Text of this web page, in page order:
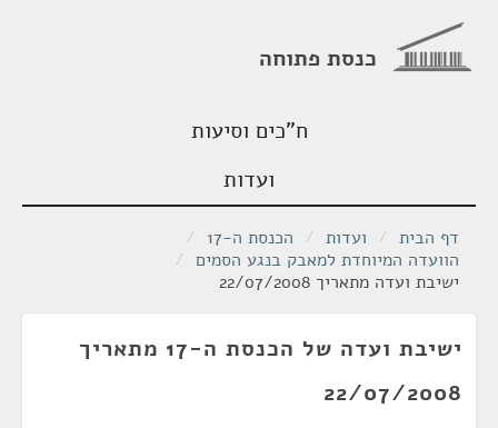
כנסת פתוחה
ח"כים וסיעות
ועדות
דף הבית / ועדות / הכנסת ה-17
/
הוועדה המיוחדת למאבק בנגע הסמים /
ישיבת ועדה מתאריך 22/07/2008
ישיבת ועדה של הכנסת ה-17 מתאריך
22/07/2008